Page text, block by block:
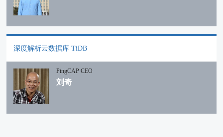
深度解析云数据库 TiDB
PingCAP CEO
刘奇